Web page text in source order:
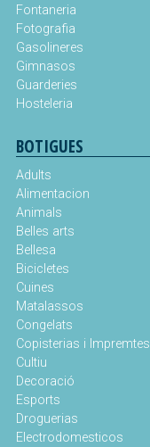
Fontaneria
Fotografia
Gasolineres
Gimnasos
Guarderies
Hosteleria
BOTIGUES
Adults
Alimentacion
Animals
Belles arts
Bellesa
Bicicletes
Cuines
Matalassos
Congelats
Copisterias i Impremtes
Cultiu
Decoració
Esports
Droguerias
Electrodomesticos